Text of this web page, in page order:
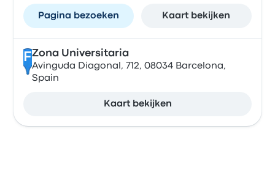
Pagina bezoeken Kaart bekijken
FZona Universitaria
Avinguda Diagonal, 712, 08034 Barcelona,
Spain
Kaart bekijken